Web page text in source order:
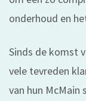
onderhoud en
Sinds de komst
vele tevreden
van hun McMain